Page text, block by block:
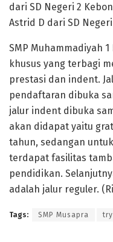
dari SD Negeri 2
Astrid D dari SD
SMP Muhammadiyah
khusus yang terbagi
prestasi dan indent.
pendaftaran dibuka
jalur indent dibuka
akan didapat yaitu
tahun, sedangan
terdapat fasilitas
pendidikan.
adalah jalur reguler.
Tags: SMP Musapra